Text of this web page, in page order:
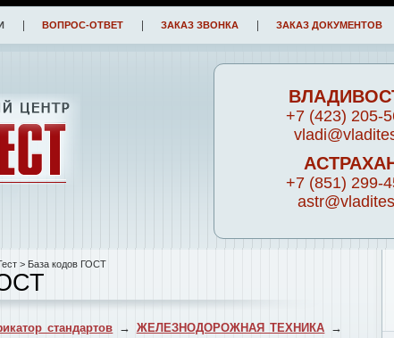
ВОПРОС-ОТВЕТ ЗАКАЗ ЗВОНКА ЗАКАЗ ДОКУМЕНТОВ
+7 (423) 205-
+7 (851) 299-
> База кодов ГОСТ
стандартов → ЖЕЛЕЗНОДОРОЖНАЯ ТЕХНИКА →